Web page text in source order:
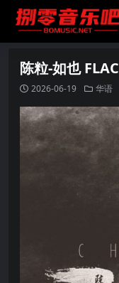
陈粒-如也
2026-06-19 华语